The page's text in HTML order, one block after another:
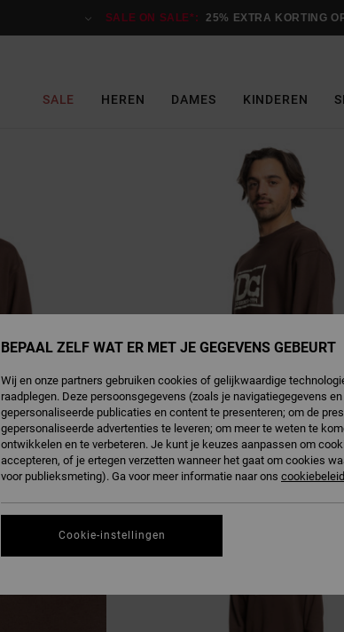
SALE ON SALE*: 25% EXTRA KORTING
SALE HEREN DAMES KINDEREN
BEPAAL ZELF WAT ER MET JE GEGEVENS GEBEURT
Wij en onze partners gebruiken cookies of gelijkwaardige
raadplegen. Deze persoonsgegevens (zoals je navigatiegegevens
gepersonaliseerde publicaties en content te presenteren; om de
gepersonaliseerde advertenties te leveren; om meer te weten te
ontwikkelen en te verbeteren. Je kunt je keuzes aanpassen om
accepteren, of je ertegen verzetten wanneer het gaat om cookies
voor publieksmeting). Ga voor meer informatie naar ons cookiebeleid
Cookie-instellingen